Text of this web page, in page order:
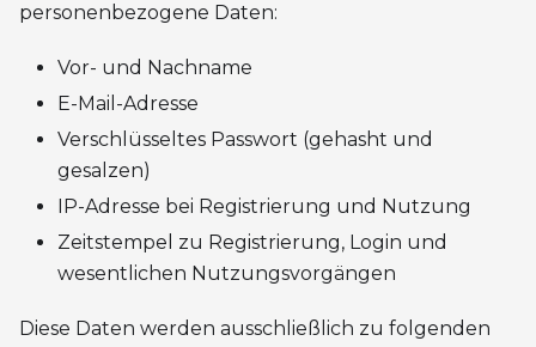
personenbezogene Daten:
Vor- und Nachname
E-Mail-Adresse
Verschlüsseltes Passwort (gehasht und
gesalzen)
IP-Adresse bei Registrierung und Nutzung
Zeitstempel zu Registrierung, Login und
wesentlichen Nutzungsvorgängen
Diese Daten werden ausschließlich zu folgenden